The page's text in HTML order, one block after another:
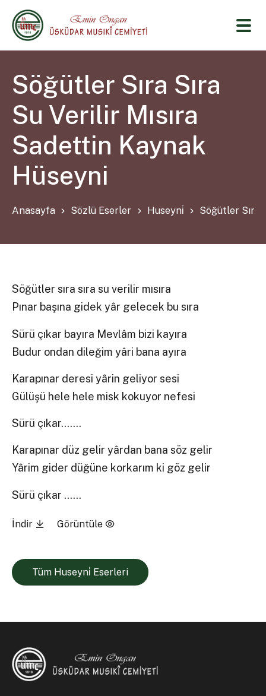
Söğütler Sıra Sıra
Su Verilir Mısıra
Sadettin Kaynak
Hüseyni
Anasayfa Sözlü Eserler Huseyni̇ Söğütler Sıra
Söğütler sıra sıra su verilir mısıra
Pınar başına gidek yâr gelecek bu sıra
Sürü çıkar bayıra Mevlâm bizi kayıra
Budur ondan dileğim yâri bana ayıra
Karapınar deresi yârin geliyor sesi
Gülüşü hele hele misk kokuyor nefesi
Sürü çıkar…….
Karapınar düz gelir yârdan bana söz gelir
Yârim gider düğüne korkarım ki göz gelir
Sürü çıkar ……
İndir Görüntüle
Tüm Huseyni̇ Eserleri